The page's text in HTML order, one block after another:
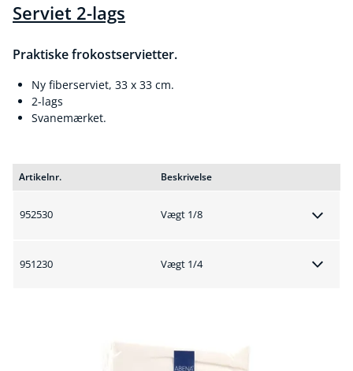
Serviet 2-lags
Praktiske frokostservietter.
Ny fiberserviet, 33 x 33 cm.
2-lags
Svanemærket.
Artikelnr. Beskrivelse
952530 Vægt 1/8
951230 Vægt 1/4